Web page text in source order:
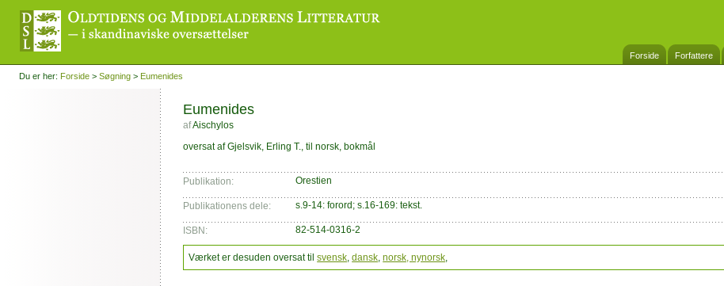
Forside Forfattere
Du er her: Forside > Søgning > Eumenides
Eumenides
afAischylos
oversat af Gjelsvik, Erling T., til norsk, bokmål
Publikation: Orestien
Publikationens dele: s.9-14: forord; s.16-169: tekst.
ISBN: 82-514-0316-2
Værket er desuden oversat tilsvensk,dansk,norsk, nynorsk,